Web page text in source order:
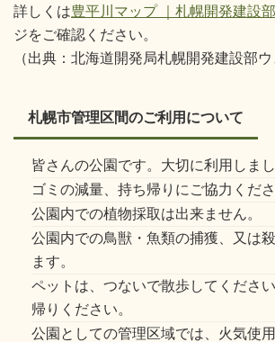
詳しくは豊平川マップ ｜札幌開発建設
ジをご確認ください。
（出典：北海道開発局札幌開発建設部ウ
札幌市管理区間のご利用について
皆さんの公園です。大切に利用しまし
ゴミの減量、持ち帰りにご協力くださ
公園内での植物採取は出来ません。
公園内での鳥獣・魚類の捕獲、又は
ます。
ペットは、つないで散歩してくださ
帰りください。
公園としての管理区域では、火気使